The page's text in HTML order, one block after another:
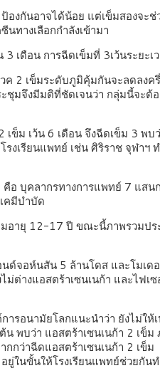
งกันอาจได้น้อย แต่เข็มสองจ
ทางเลือกกำลังเข้ามา
เดือน การฉีดเข็มที่ 3เว้นระ
2 เข็มระดับภูมิคุ้มกันจะลดลง
จึงมีมติที่ชัดเจนว่า กลุ่มนี้จะต้
ม เว้น 6 เดือน จึงฉีดเข็ม 3
งเรียนแพทย์ เช่น ศิริราช จุฬ
บุคลากรทางการแพทย์ 7 แส
ยาเคมีบำบัด
ายุ 12-17 ปี ขณะนี้ภาพรวมป
อห์นสัน 5 ล้านโดส และโมเ
างแอสตร้าเซนเนก้า และไฟ
รอนามัยโลกแนะนำว่า ยังไม่
บว่า แอสตร้าเซนเนก้า 2 เข็
กว่าฉีดแอสตร้าเซนเนก้า 2 เ
ยู่ในขั้นให้โรงเรียนแพทย์ช่ว